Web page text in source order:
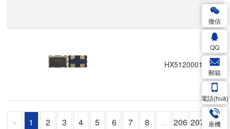
HX5120001Q
« 1 2 3 4 5 6 7 8 ... 206 207 »
微信
QQ
郵箱
電話(huà)
座機